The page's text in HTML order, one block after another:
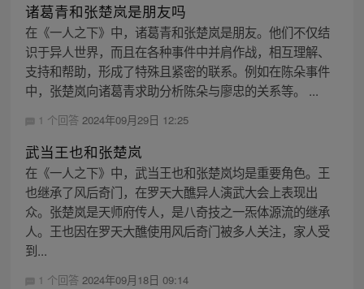
诸葛青和张楚岚是朋友吗
在《一人之下》中，诸葛青和张楚岚是朋友。他们不仅结
识于异人世界，而且在各种事件中并肩作战，相互理解、
支持和帮助，形成了特殊且紧密的联系。例如在陈朵事件
中，张楚岚向诸葛青求助分析陈朵与廖忠的关系等。 ...
1 个回答 2024年09月29日 12:25
武当王也和张楚岚
在《一人之下》中，武当王也和张楚岚均是重要角色。王
也继承了风后奇门，在罗天大醮异人演武大会上表现出
众。张楚岚是天师府传人，是八奇技之一炁体源流的继承
人。王也因在罗天大醮使用风后奇门被多人关注，家人受
到...
1 个回答 2024年09月18日 09:14